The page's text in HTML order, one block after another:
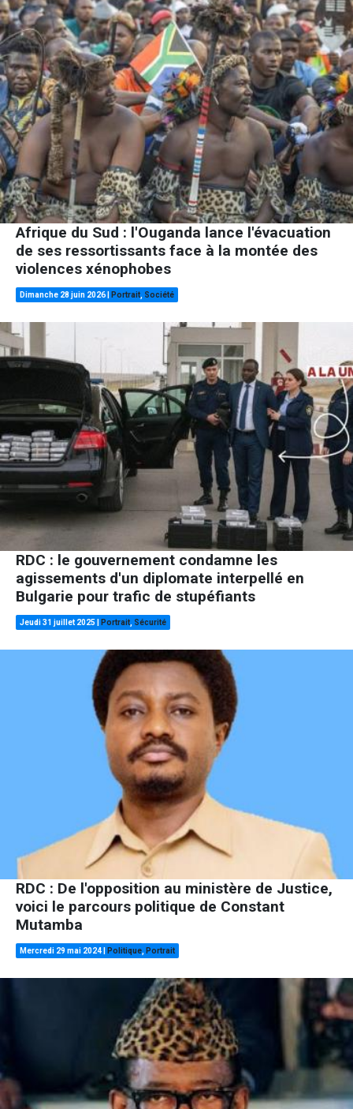
Afrique du Sud : l'Ouganda lance l'évacuation
de ses ressortissants face à la montée des
violences xénophobes
Dimanche 28 juin 2026 Portrait Société
RDC : le gouvernement condamne les
agissements d'un diplomate interpellé en
Bulgarie pour trafic de stupéfiants
Jeudi 31 juillet 2025 Portrait, Sécurité
RDC : De l'opposition au ministère de Justice,
voici le parcours politique de Constant
Mutamba
Mercredi 29 mai 2024 Politique Portrait